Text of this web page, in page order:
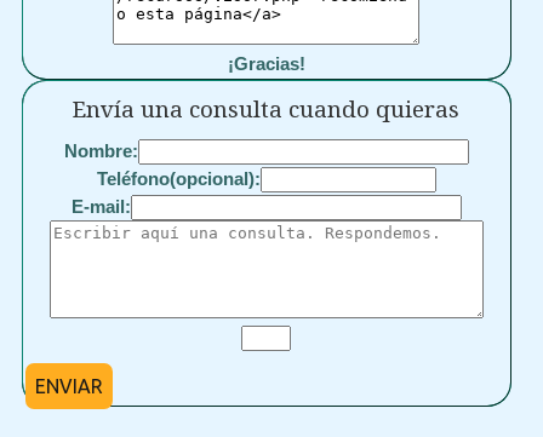
¡Gracias!
Envía una consulta cuando quieras
Nombre:
Teléfono(opcional):
E-mail:
ENVIAR